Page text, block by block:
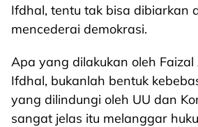
Ifdhal, tentu tak bisa dibiarkan
mencederai demokrasi.
Apa yang dilakukan oleh
Ifdhal, bukanlah bentuk
yang dilindungi oleh UU dan
sangat jelas itu melanggar